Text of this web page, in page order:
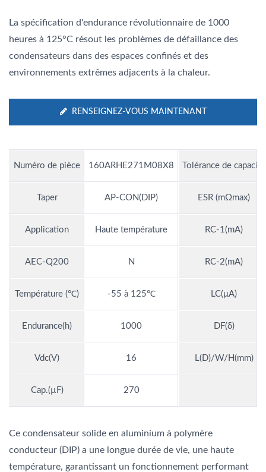
La spécification d'endurance révolutionnaire de 1000
heures à 125°C résout les problèmes de défaillance des
condensateurs dans des espaces confinés et des
environnements extrêmes adjacents à la chaleur.
RENSEIGNEZ-VOUS MAINTENANT
Numéro de pièce 160ARHE271M08X8 Tolérance de capacité
Taper AP-CON(DIP) ESR (mΩmax)
Application Haute température RC-1(mA)
AEC-Q200 N RC-2(mA)
Température (℃) -55 à 125℃ LC(μA)
Endurance(h) 1000 DF(δ)
Vdc(V) 16 L(D)/W/H(mm)
Cap.(µF) 270
Ce condensateur solide en aluminium à polymère
conducteur (DIP) a une longue durée de vie, une haute
température, garantissant un fonctionnement performant